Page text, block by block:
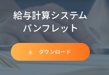
給与計算システム
パンフレット
ダウンロード